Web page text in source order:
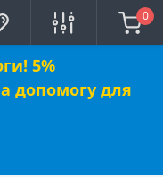
5%
допомогу для
0